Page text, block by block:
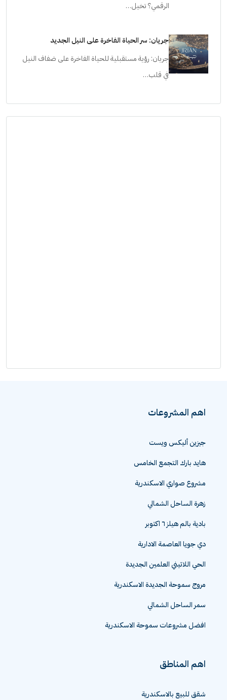
الرقمي؟ تخيل…
جريان: سر الحياة الفاخرة على النيل الجديد
جريان: رؤية مستقبلية للحياة الفاخرة على ضفاف النيل
في قلب…
اهم المشروعات
جيزين أليكس ويست
هايد بارك التجمع الخامس
مشروع صواري الاسكندرية
زهرة الساحل الشمالي
بادية بالم هيلز ٦ اكتوبر
دي جويا العاصمة الادارية
الحي اللاتيني العلمين الجديدة
مروج سموحة الجديدة الاسكندرية
سمر الساحل الشمالي
افضل مشروعات سموحة الاسكندرية
اهم المناطق
شقق للبيع بالاسكندرية